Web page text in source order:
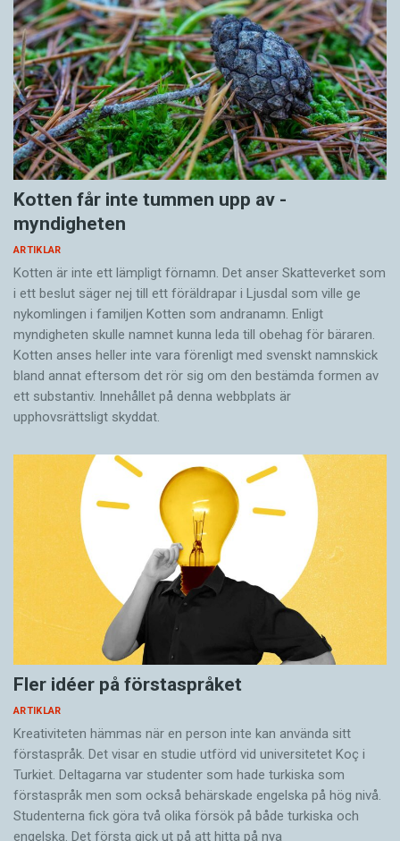
Var öppen med din stamning och berätta för
omgivningen hur du vill bli bemött.
När du möter någon som stammar:
Var som vanligt.
Ge varandra tid att prata.
Försök hålla en naturlig ögonkontakt.
När personen stammar, låt personen tala färdigt,
utan att fylla i ord och meningar.
Undvik att ge råd som ”ta det lugnt” eller ”ta ett
djupt andetag”. Även om det kan vara välment är
sådana råd sällan till hjälp.
Lyssna på vad personen säger och inte på hur han
eller hon säger det.
Visa att du har tid att lyssna.
Källa: Stamningsförbundet, www.stamning.se
Carl Bildt, politiker
Claudius, romersk kejsare
Jonas Gardell, artist
Georg VI, kung av Storbritannien (se filmen The
king’s speech!)
Sophie Gustavsson, golfspelare
Nicole Kidman, skådespelare
Marilyn Monroe, skådespelare
Nasse, tecknad figur
Isaac Newton, fysiker
Thomas ”Orup” Eriksson, artist
Bosse Parnevik, artist
Julia Roberts, skådespelare
Theodore Roosevelt, politiker
Kotten får inte tummen upp av ­
myndigheten
ARTIKLAR
Kotten är inte ett lämpligt förnamn. Det anser Skatte­verket som
i ett beslut säger nej till ett föräldra­par i Ljusdal som ville ge
nykomlingen i familjen Kotten som andranamn. Enligt
myndigheten skulle namnet kunna leda till obehag för bäraren.
Kotten anses heller inte vara förenligt med svenskt namnskick
bland annat eftersom det rör sig om den bestämda formen av
ett substantiv. Innehållet på denna webbplats är
upphovsrättsligt skyddat.
Fler idéer på förstaspråket
ARTIKLAR
Kreativiteten hämmas när en person inte kan använda sitt
förstaspråk. Det visar en studie utförd vid universitetet Koç i
Turkiet. Deltagarna var studenter som hade turkiska som
förstaspråk men som också behärskade engelska på hög nivå.
Studenterna fick göra två olika försök på både turkiska och
engelska. Det första gick ut på att hitta på nya